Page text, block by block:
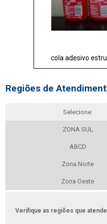
cola adesivo
Regiões de
Selecione:
ZONA SUL
ABCD
Zona Norte
Zona Oeste
Verifique as regiões que